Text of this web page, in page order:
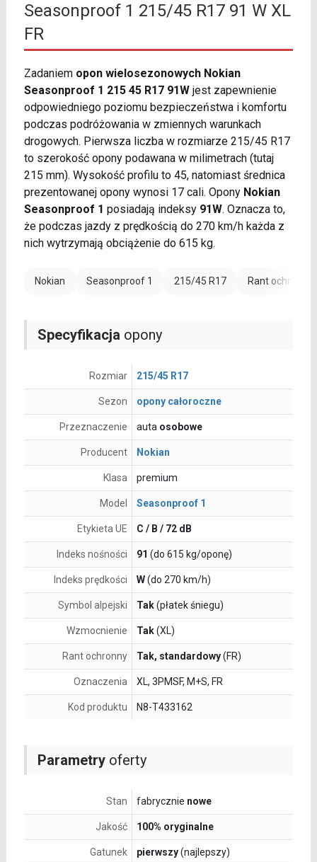
Seasonproof 1 215/45 R17 91 W XL
FR
Zadaniem opon wielosezonowych Nokian
Seasonproof 1 215 45 R17 91Wjest zapewnienie
odpowiedniego poziomu bezpieczeństwa i komfortu
podczas podróżowania w zmiennych warunkach
drogowych. Pierwsza liczba w rozmiarze 215/45 R17
to szerokość opony podawana w milimetrach (tutaj
215 mm). Wysokość profilu to 45, natomiast średnica
prezentowanej opony wynosi 17 cali. Opony Nokian
Seasonproof 1 posiadają indeksy 91W. Oznacza to,
że podczas jazdy z prędkością do 270 km/h każda z
nich wytrzymają obciążenie do 615 kg.
Nokian Seasonproof 1 215/45 R17 Rant ochronny
Parametryoferty
Stan fabrycznie nowe
Jakość 100% oryginalne
Gatunek pierwszy(najlepszy)
Specyfikacja opony
Rozmiar 215/45 R17
Sezon opony całoroczne
Przeznaczenie auta osobowe
Producent Nokian
Klasa premium
Model Seasonproof 1
Etykieta UE C / B / 72 dB
Indeks nośności 91 (do 615 kg/oponę)
Indeks prędkości W(do 270 km/h)
Symbol alpejski Tak(płatek śniegu)
Wzmocnienie Tak(XL)
Rant ochronny Tak, standardowy(FR)
Oznaczenia XL, 3PMSF, M+S, FR
Kod produktu N8-T433162